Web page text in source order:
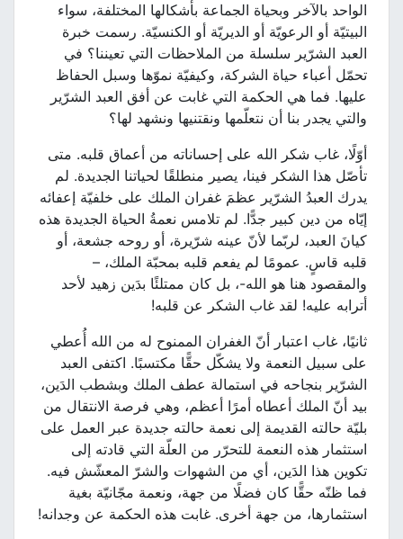
الواحد بالآخر وبحياة الجماعة بأشكالها المختلفة، سواء
البيتيّة أو الرعويّة أو الديريّة أو الكنسيّة. رسمت خبرة
العبد الشرّير سلسلة من الملاحظات التي تعيننا؟ في
تحمّل أعباء حياة الشركة، وكيفيّة نموّها وسبل الحفاظ
عليها. فما هي الحكمة التي غابت عن أفق العبد الشرّير
والتي يجدر بنا أن نتعلّمها ونقتنيها ونشهد لها؟
أوّلًا، غاب شكر الله على إحساناته من أعماق قلبه. متى
تأصّل هذا الشكر فينا، يصير منطلقًا لحياتنا الجديدة. لم
يدرك العبدُ الشرّير عظمَ غفران الملك على خلفيّة إعفائه
إيّاه من دين كبير جدًّا. لم تلامس نعمةُ الحياة الجديدة هذه
كيانَ العبد، لربّما لأنّ عينه شرّيرة، أو روحه جشعة، أو
قلبه قاسٍ. عمومًا لم يفعم قلبه بمحبّة الملك، –
والمقصود هنا هو الله-، بل كان ممتلئًا بدَين زهيد لأحد
أترابه عليه! لقد غاب الشكر عن قلبه!
ثانيًا، غاب اعتبار أنّ الغفران الممنوح له من الله أُعطي
على سبيل النعمة ولا يشكّل حقًّا مكتسبًا. اكتفى العبد
الشرّير بنجاحه في استمالة عطف الملك وبشطب الدَين،
بيد أنّ الملك أعطاه أمرًا أعظم، وهي فرصة الانتقال من
بليّة حالته القديمة إلى نعمة حالته جديدة عبر العمل على
استثمار هذه النعمة للتحرّر من العلّة التي قادته إلى
تكوين هذا الدَين، أي من الشهوات والشرّ المعشّش فيه.
فما ظنّه حقًّا كان فضلًا من جهة، ونعمة مجّانيّة بغية
استثمارها، من جهة أخرى. غابت هذه الحكمة عن وجدانه!